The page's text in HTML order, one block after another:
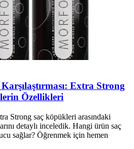
Extra Strong
Özellikleri
Strong saç köpükleri arasındaki
detaylı inceledik. Hangi ürün saç
sağlar? Öğrenmek için hemen